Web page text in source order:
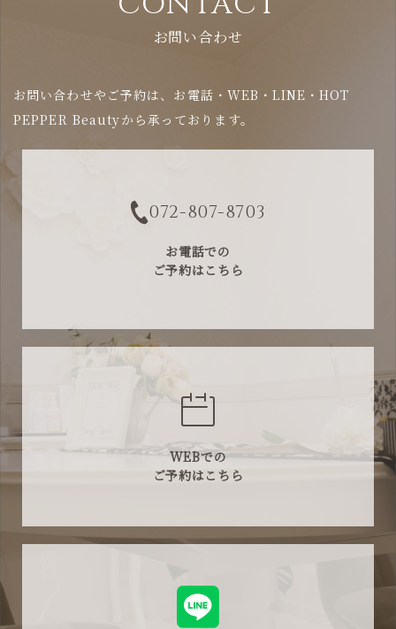
お問い合わせ
お問い合わせやご予約は、お電話・WEB・LINE・HOT
PEPPER Beautyから承っております。
072-807-8703
お電話での
ご予約はこちら
WEBでの
ご予約はこちら